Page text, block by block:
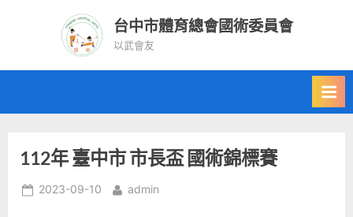
台中市體育總會國術委員會
以武會友
112年 臺中市 市長盃 國術錦標賽
Posted
2023-09-10 By
admin